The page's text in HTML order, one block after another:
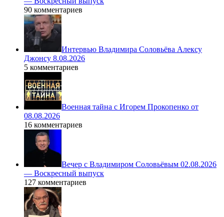
90 комментариев
Интервью Владимира Соловьёва Алексу
Джонсу 8.08.2026
5 комментариев
Военная тайна с Игорем Прокопенко от
08.08.2026
16 комментариев
Вечер с Владимиром Соловьёвым 02.08.2026
— Воскресный выпуск
127 комментариев